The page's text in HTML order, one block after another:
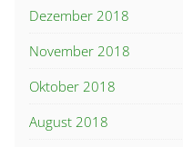
Dezember 2018
November 2018
Oktober 2018
August 2018